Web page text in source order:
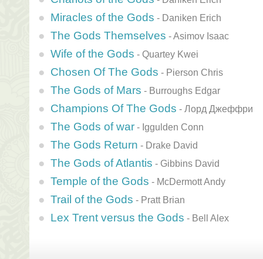
Miracles of the Gods - Daniken Erich
The Gods Themselves -Asimov Isaac
Wife of the Gods - Quartey Kwei
Chosen Of The Gods - Pierson Chris
The Gods of Mars - Burroughs Edgar
Champions Of The Gods - Лорд Джеффри
The Gods of war - Iggulden Conn
The Gods Return - Drake David
The Gods of Atlantis - Gibbins David
Temple of the Gods - McDermott Andy
Trail of the Gods - Pratt Brian
Lex Trent versus the Gods - Bell Alex